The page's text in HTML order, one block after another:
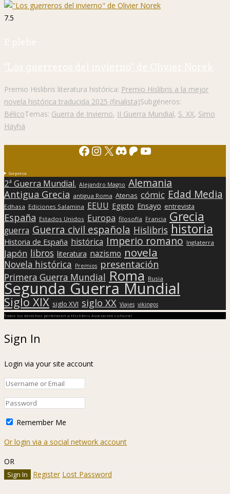
7.5
P. plebe
"Los guerreros del invierno" de Olivier Norek
Premio Hislibris literatura histórica: Premio Hislibris a la mejor
novela histórica traducida 2025 (finalista)Subgéneros:
BélicoTemas: Guerra de Invierno, II Guerra Mundial, S. XX, Simo
Häyhä
Facebook
Instagram
X Discord
Patreon
YouTube
Sorpresa
2ª Guerra Mundial. Alejandro Magno Alemania
Antigua Grecia antigua Roma Atenas cómic Edad Media
Edhasa Ediciones Salamina EEUU Egipto Ensayo entrevista
España Estados Unidos Europa filosofía Francia Grecia
guerra Guerra civil española Hislibris historia
Historia de España histórica Imperio romano Inglaterra
Japón libros literatura nazismo novela
Novela histórica Premios presentación
Primera Guerra Mundial Roma Rusia
Segunda Guerra Mundial
Siglo XIX siglo XVI siglo XX Viajes vikingos
Todos los derechos pertenecen a Hislibris Asociación cultural
Sign In
Login via your site account
Remember Me
Or login via a social network account
OR
Register Lost Password